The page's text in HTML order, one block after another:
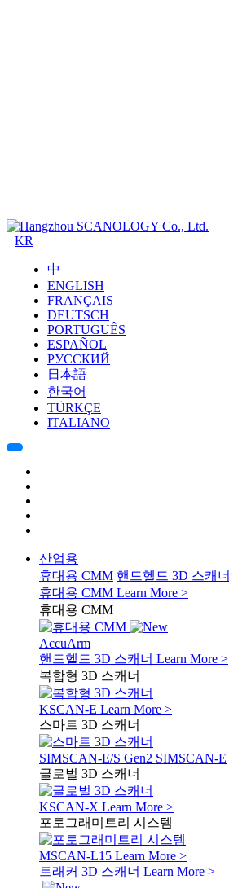
KR
中
ENGLISH
FRANÇAIS
DEUTSCH
PORTUGUÊS
ESPAÑOL
РУССКИЙ
日本語
한국어
TÜRKÇE
ITALIANO
산업용
휴대용 CMM 핸드헬드 3D 스캐너
휴대용 CMM Learn More >
휴대용 CMM
AccuArm
핸드헬드 3D 스캐너 Learn More >
복합형 3D 스캐너
KSCAN-E Learn More >
스마트 3D 스캐너
SIMSCAN-E/S Gen2 SIMSCAN-E
글로벌 3D 스캐너
KSCAN-X Learn More >
포토그래미트리 시스템
MSCAN-L15 Learn More >
트래커 3D 스캐너 Learn More >